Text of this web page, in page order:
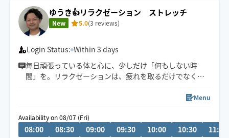
ゆうき👍リラクゼーション ストレッチ
New 5.0(3 reviews)
Login Status: Within 3 days
毎日頑張っている体と心に、少しだけ「何もしない時
間」を。リラクゼーションは、疲れを取るだけでなく呼
吸を深くし、思考をゆるめ、本来のバランスを取り戻す
ための時間です。力を抜くことで、体はちゃんと回復しま
す。ストレス/不眠/自立神経/冷え/身体のだるさ全体ご相
談ください。
ご自宅での施術でありましたら
Menu
Availability on 08/07 (Fri)
08:00 08:30 09:00 09:30 10:00 10:30 11:00